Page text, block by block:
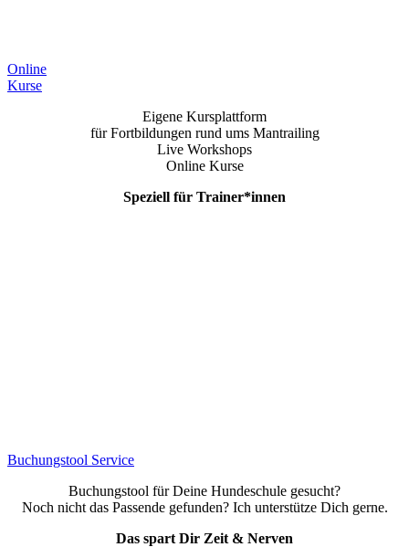
Online
Kurse
Eigene Kursplattform
für Fortbildungen rund ums Mantrailing
Live Workshops
Online Kurse
Speziell für Trainer*innen
Buchungstool Service
Buchungstool für Deine Hundeschule gesucht?
Noch nicht das Passende gefunden? Ich unterstütze Dich gerne.
Das spart Dir Zeit & Nerven